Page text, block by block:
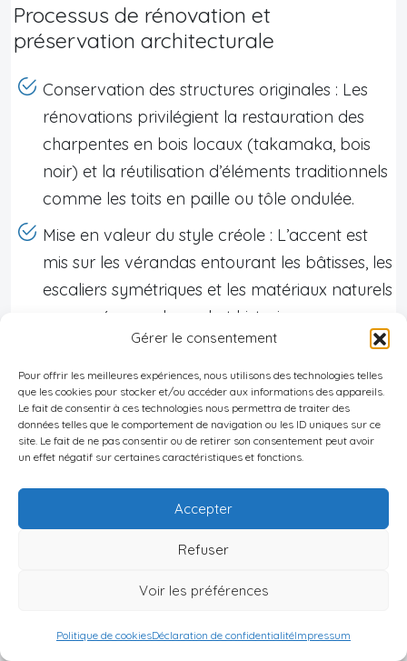
Gérer le consentement
Pour offrir les meilleures expériences, nous utilisons des technologies telles
que les cookies pour stocker et/ou accéder aux informations des appareils.
Le fait de consentir à ces technologies nous permettra de traiter des
données telles que le comportement de navigation ou les ID uniques sur ce
site. Le fait de ne pas consentir ou de retirer son consentement peut avoir
un effet négatif sur certaines caractéristiques et fonctions.
Accepter
Refuser
Voir les préférences
Politique de cookiesDéclaration de confidentialitéImpressum
Processus de rénovation et
préservation architecturale
Conservation des structures originales : Les
rénovations privilégient la restauration des
charpentes en bois locaux (takamaka, bois
noir) et la réutilisation d’éléments traditionnels
comme les toits en paille ou tôle ondulée.
Mise en valeur du style créole : L’accent est
mis sur les vérandas entourant les bâtisses, les
escaliers symétriques et les matériaux naturels
pour préserver le cachet historique.
Ajout d’espaces contemporains adaptés aux
besoins artistiques tout en respectant la
silhouette originelle.
Exemples emblématiques
Transformation
accueillis
village créole ;